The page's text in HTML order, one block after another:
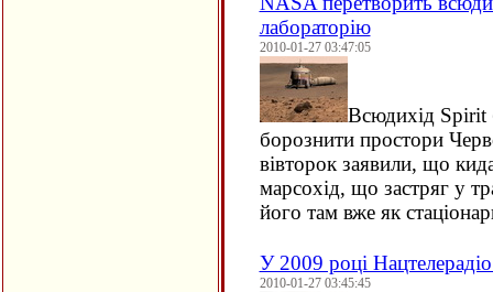
лабораторію
2010-01-27 03:47:05
Всюдихід Spirit
борознити простори
вівторок заявили, що
марсохід, що застряг у
його там вже як
У 2009 році
2010-01-27 03:45:45